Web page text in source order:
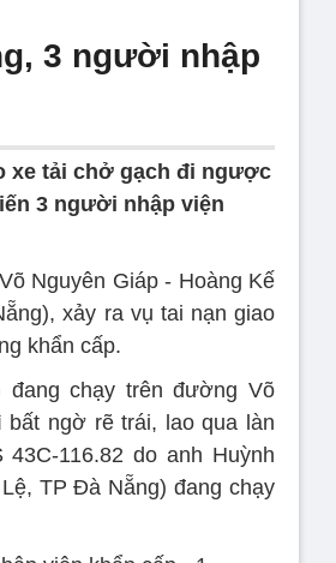
3 người nhập
xe tải chở gạch đi ngược
3 người nhập viện
Nguyên Giáp - Hoàng Kế
xảy ra vụ tai nạn giao
khẩn cấp.
chạy trên đường Võ
ngờ rẽ trái, lao qua làn
116.82 do anh Huỳnh
TP Đà Nẵng) đang chạy